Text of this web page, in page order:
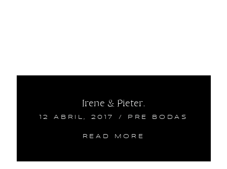
Irene & Pieter.
12 ABRIL, 2017 / PRE BODAS
READ MORE